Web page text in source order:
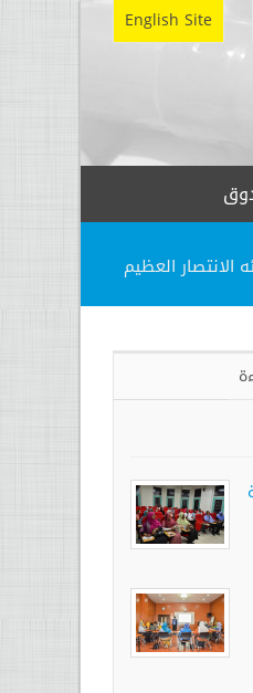
English Site
الانتصار العظيم